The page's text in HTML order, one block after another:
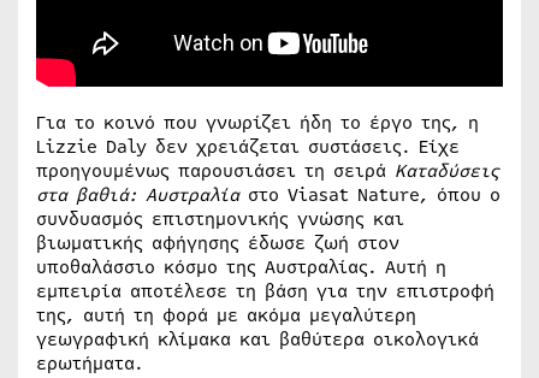
Για το κοινό που γνωρίζει ήδη το έργο της, η
Lizzie Daly δεν χρειάζεται συστάσεις. Είχε
προηγουμένως παρουσιάσει τη σειρά Καταδύσεις
στα βαθιά: Αυστραλίαστο Viasat Nature, όπου ο
συνδυασμός επιστημονικής γνώσης και
βιωματικής αφήγησης έδωσε ζωή στον
υποθαλάσσιο κόσμο της Αυστραλίας. Αυτή η
εμπειρία αποτέλεσε τη βάση για την επιστροφή
της, αυτή τη φορά με ακόμα μεγαλύτερη
γεωγραφική κλίμακα και βαθύτερα οικολογικά
ερωτήματα.